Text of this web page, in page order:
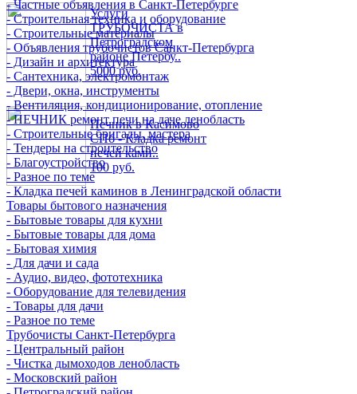
Услуги
ТРУБОЧИСТА в
Петроградском
районе Петербу..
5000 руб.
Печник в Касимово
СПб - Кладка ремонт
печей ками..
100 руб.
- Частные объявления в Санкт-Петербурге
- Строительная техника и оборудование
- Строительные материалы
- Объявления трубочистов Санкт-Петербурга
- Дизайн и архитектура
- Сантехника, электромонтаж
- Двери, окна, инструменты
- Вентиляция, кондиционирование, отопление
- ПЕЧНИК ремонт печи на даче ленобласть
- Строительные бригады, мастера
- Тендеры на строительство
- Благоустройство
- Разное по теме
- Кладка печей каминов в Ленинградской области
Товары бытового назначения
- Бытовые товары для кухни
- Бытовые товары для дома
- Бытовая химия
- Для дачи и сада
- Аудио, видео, фототехника
- Оборудование для телевидения
- Товары для дачи
- Разное по теме
Трубочисты Санкт-Петербурга
- Центральный район
- Чистка дымоходов ленобласть
- Московский район